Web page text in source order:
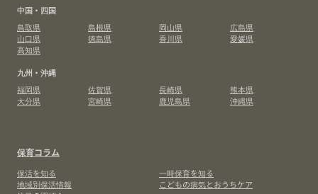
中国・四国
鳥取県
島根県 岡山県
広島県
山口県
徳島県 香川県
愛媛県
高知県
九州・沖縄
福岡県
佐賀県 長崎県
熊本県
大分県
宮崎県 鹿児島県 沖縄県
保育コラム
保活を知る
一時保育を知る
地域別保活情報
こどもの病気とおうちケア